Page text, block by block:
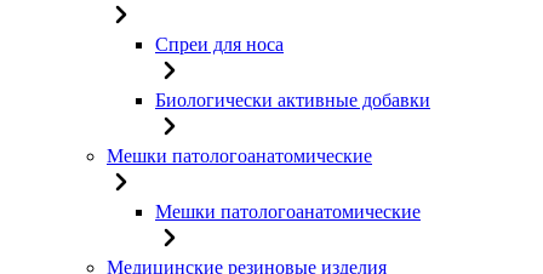
Спреи для носа
Биологически активные добавки
Мешки патологоанатомические
Мешки патологоанатомические
Медицинские резиновые изделия